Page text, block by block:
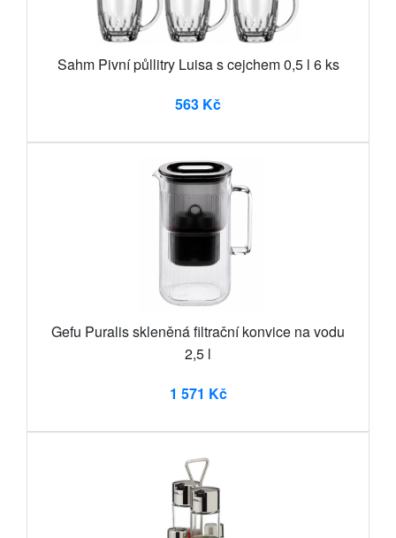
Sahm Pivní půllitry Luisa s cejchem 0,5 l 6 ks
563 Kč
Gefu Puralis skleněná filtrační konvice na vodu
2,5 l
1 571 Kč